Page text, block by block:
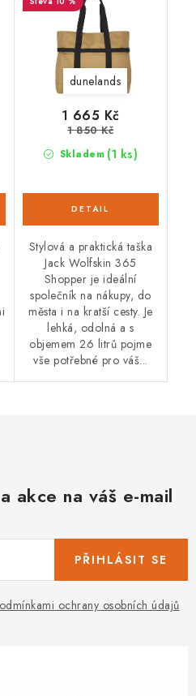
dunelands
Skladem (1 ks)
1 665 Kč
1 850 Kč
Stylová a praktická taška
Jack Wolfskin 365
Shopper je ideální
společník na nákupy, do
města i na kratší cesty. Je
lehká, odolná a s
objemem 26 litrů pojme
vše potřebné pro váš...
akce na váš e-mail
ochrany osobních údajů
PŘIHLÁSIT SE